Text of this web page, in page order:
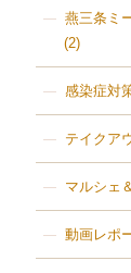
燕三条ミ
(2)
感染症対
テイクア
マルシェ
動画レポ